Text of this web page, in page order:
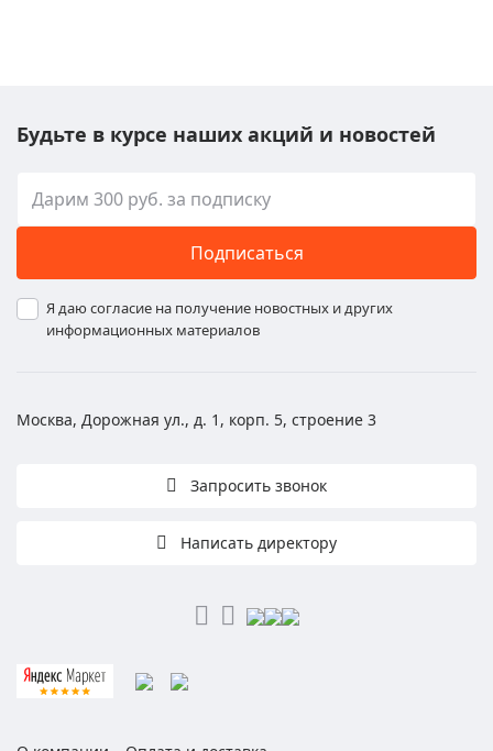
Будьте в курсе наших акций и новостей
Подписаться
Я даю согласие на получение новостных и других
информационных материалов
Москва, Дорожная ул., д. 1, корп. 5, строение 3
Запросить звонок
Написать директору